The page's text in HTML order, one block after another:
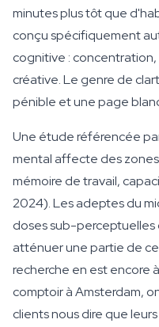
minutes plus tôt que
conçu spécifiquement
cognitive :
créative. Le genre de
pénible et une page
Une étude référencée
mental affecte des
mémoire de travail,
2024). Les adeptes du
doses sub-
atténuer une partie de
recherche en est encore
comptoir à Amsterdam,
clients nous dire que